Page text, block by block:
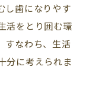
し歯になりやす
活をとり囲む環
すなわち、生活
分に考えられま